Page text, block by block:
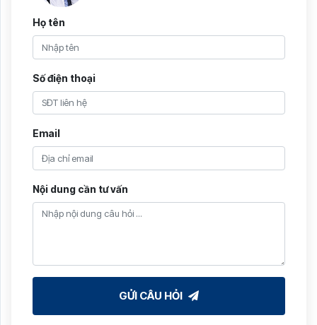
Họ tên
Số điện thoại
Email
Nội dung cần tư vấn
GỬI CÂU HỎI